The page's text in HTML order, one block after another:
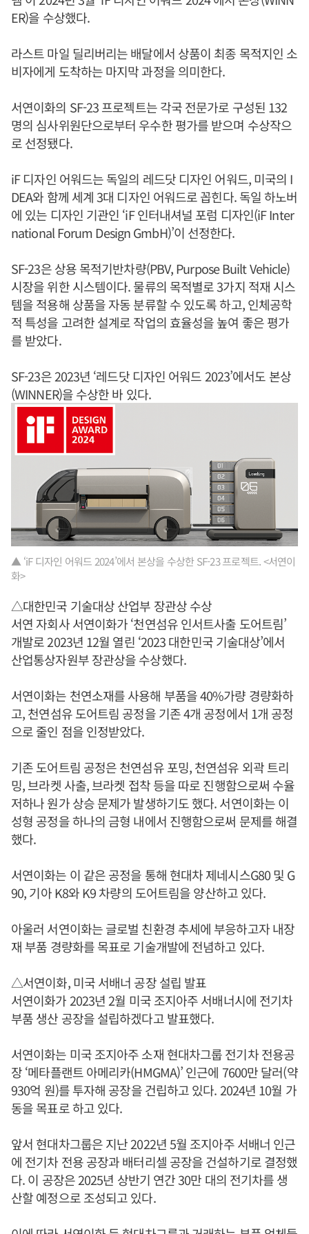
ER)을 수상했다.
라스트 마일 딜리버리는 배달에서 상품이 최종 목적지인 소
비자에게 도착하는 마지막 과정을 의미한다.
서연이화의 SF-23 프로젝트는 각국 전문가로 구성된 132
명의 심사위원단으로부터 우수한 평가를 받으며 수상작으
로 선정됐다.
iF 디자인 어워드는 독일의 레드닷 디자인 어워드, 미국의 I
DEA와 함께 세계 3대 디자인 어워드로 꼽힌다. 독일 하노버
에 있는 디자인 기관인 ‘iF 인터내셔널 포럼 디자인(iF Inter
national Forum Design GmbH)’이 선정한다.
SF-23은 상용 목적기반차량(PBV, Purpose Built Vehicle)
시장을 위한 시스템이다. 물류의 목적별로 3가지 적재 시스
템을 적용해 상품을 자동 분류할 수 있도록 하고, 인체공학
적 특성을 고려한 설계로 작업의 효율성을 높여 좋은 평가
를 받았다.
SF-23은 2023년 ‘레드닷 디자인 어워드 2023’에서도 본상
(WINNER)을 수상한 바 있다.
▲ ‘iF 디자인 어워드 2024’에서 본상을 수상한 SF-23 프로젝트. <서연이
화>
△대한민국 기술대상 산업부 장관상 수상
서연 자회사 서연이화가 ‘천연섬유 인서트사출 도어트림’
개발로 2023년 12월 열린 ‘2023 대한민국 기술대상’에서
산업통상자원부 장관상을 수상했다.
서연이화는 천연소재를 사용해 부품을 40%가량 경량화하
고, 천연섬유 도어트림 공정을 기존 4개 공정에서 1개 공정
으로 줄인 점을 인정받았다.
기존 도어트림 공정은 천연섬유 포밍, 천연섬유 외곽 트리
밍, 브라켓 사출, 브라켓 접착 등을 따로 진행함으로써 수율
저하나 원가 상승 문제가 발생하기도 했다. 서연이화는 이
성형 공정을 하나의 금형 내에서 진행함으로써 문제를 해결
했다.
서연이화는 이 같은 공정을 통해 현대차 제네시스G80 및 G
90, 기아 K8와 K9 차량의 도어트림을 양산하고 있다.
아울러 서연이화는 글로벌 친환경 추세에 부응하고자 내장
재 부품 경량화를 목표로 기술개발에 전념하고 있다.
△서연이화, 미국 서배너 공장 설립 발표
서연이화가 2023년 2월 미국 조지아주 서배너시에 전기차
부품 생산 공장을 설립하겠다고 발표했다.
서연이화는 미국 조지아주 소재 현대차그룹 전기차 전용공
장 ‘메타플랜트 아메리카(HMGMA)’ 인근에 7600만 달러(약
930억 원)를 투자해 공장을 건립하고 있다. 2024년 10월 가
동을 목표로 하고 있다.
앞서 현대차그룹은 지난 2022년 5월 조지아주 서배너 인근
에 전기차 전용 공장과 배터리셀 공장을 건설하기로 결정했
다. 이 공장은 2025년 상반기 연간 30만 대의 전기차를 생
산할 예정으로 조성되고 있다.